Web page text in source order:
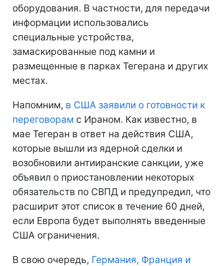
оборудования. В частности, для передачи
информации использовались
специальные устройства,
замаскированные под камни и
размещенные в парках Тегерана и других
местах.
Напомним, в США заявили о готовности к
переговорам с Ираном. Как известно, в
мае Тегеран в ответ на действия США,
которые вышли из ядерной сделки и
возобновили антииранские санкции, уже
объявил о приостановлении некоторых
обязательств по СВПД и предупредил, что
расширит этот список в течение 60 дней,
если Европа будет выполнять введенные
США ограничения.
В свою очередь, Германия, Франция и